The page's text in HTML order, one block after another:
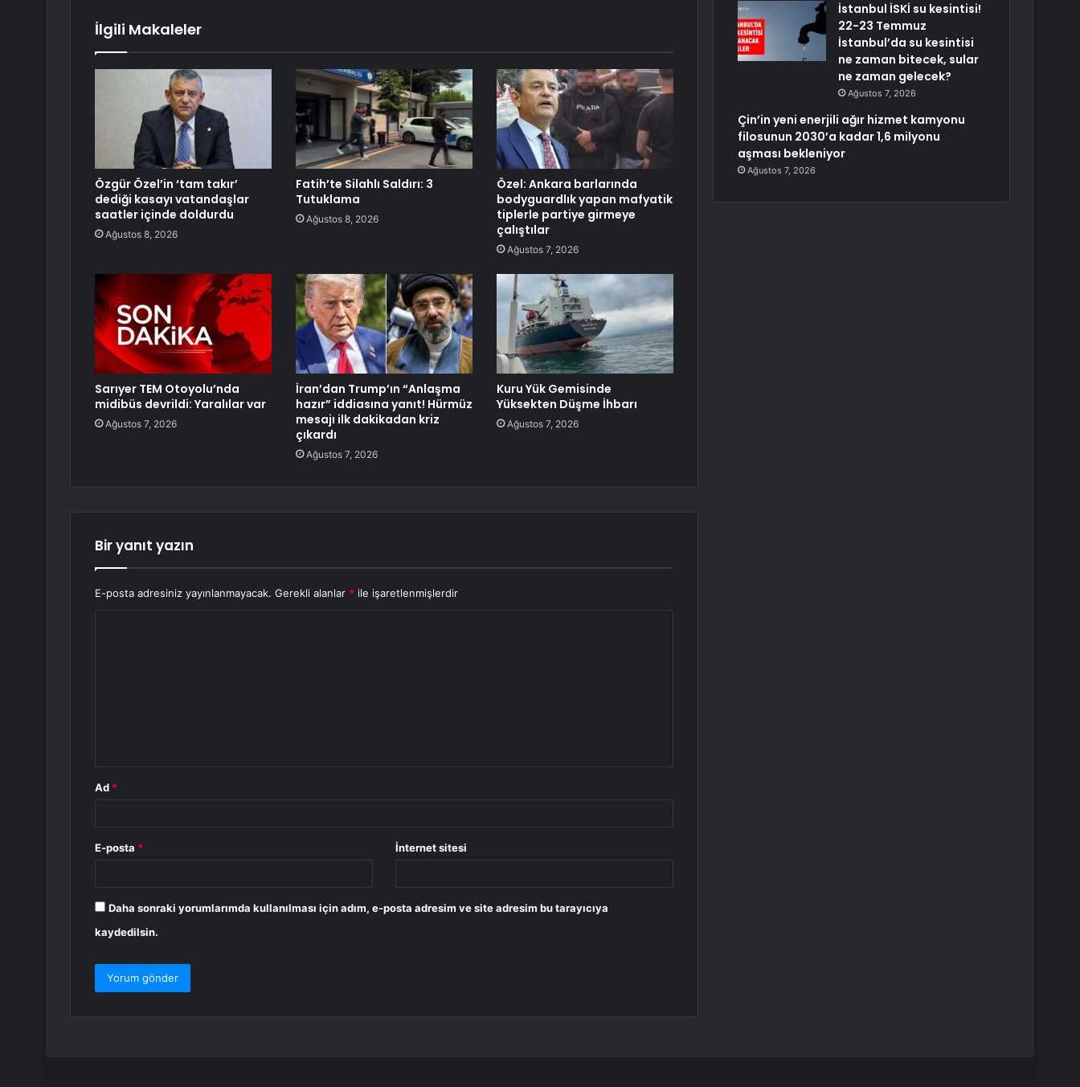
İlgili Makaleler
Özgür Özel’in ‘tam takır’
dediği kasayı vatandaşlar
saatler içinde doldurdu
Ağustos 8, 2026
Fatih’te Silahlı Saldırı: 3
Tutuklama
Ağustos 8, 2026
Özel: Ankara barlarında
bodyguardlık yapan mafyatik
tiplerle partiye girmeye
çalıştılar
Ağustos 7, 2026
Sarıyer TEM Otoyolu’nda
midibüs devrildi: Yaralılar var
Ağustos 7, 2026
İran’dan Trump’ın “Anlaşma
hazır” iddiasına yanıt! Hürmüz
mesajı ilk dakikadan kriz
çıkardı
Ağustos 7, 2026
Kuru Yük Gemisinde
Yüksekten Düşme İhbarı
Ağustos 7, 2026
Bir yanıt yazın
E-posta adresiniz yayınlanmayacak. Gerekli alanlar * ile işaretlenmişlerdir
Ad *
E-posta * İnternet sitesi
Daha sonraki yorumlarımda kullanılması için adım, e-posta adresim ve site adresim bu tarayıcıya
kaydedilsin.
İstanbul İSKİ su kesintisi!
22-23 Temmuz
İstanbul’da su kesintisi
ne zaman bitecek, sular
ne zaman gelecek?
Ağustos 7, 2026
Çin’in yeni enerjili ağır hizmet kamyonu
filosunun 2030’a kadar 1,6 milyonu
aşması bekleniyor
Ağustos 7, 2026